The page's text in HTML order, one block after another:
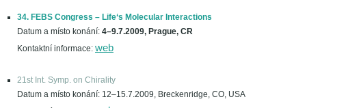
34. FEBS Congress – Life‘s Molecular Interactions
Datum a místo konání: 4–9.7.2009, Prague, CR
Kontaktní informace: web
21st Int. Symp. on Chirality
Datum a místo konání: 12–15.7.2009, Breckenridge, CO, USA